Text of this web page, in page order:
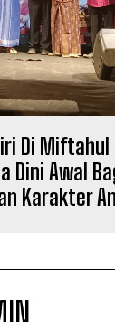
Di Miftahul
Dini Awal
Karakter